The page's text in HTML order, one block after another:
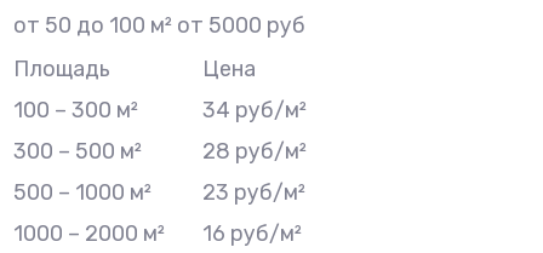
от 50 до 100 м² от 5000 руб
Площадь
Цена
100 – 300 м²
34 руб/м²
300 – 500 м²
28 руб/м²
500 – 1000 м²
23 руб/м²
1000 – 2000 м²
16 руб/м²